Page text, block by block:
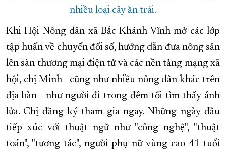
nhiều loại cây ăn trái.
Khi Hội Nông dân xã Bắc Khánh Vĩnh mở các lớp
tập huấn về chuyển đổi số, hướng dẫn đưa nông sản
lên sàn thương mại điện tử và các nền tảng mạng xã
hội, chị Minh - cũng như nhiều nông dân khác trên
địa bàn - như người đi trong đêm tối tìm thấy ánh
lửa. Chị đăng ký tham gia ngay. Những ngày đầu
tiếp xúc với thuật ngữ như "công nghệ", "thuật
toán", "tương tác", người phụ nữ vùng cao 41 tuổi